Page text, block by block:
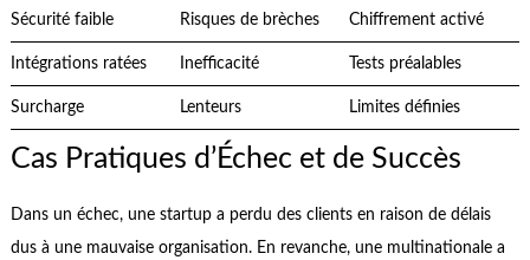
Sécurité faible Risques de brèches Chiffrement activé
Intégrations ratées Inefficacité Tests préalables
Surcharge Lenteurs Limites définies
Cas Pratiques d’Échec et de Succès
Dans un échec, une startup a perdu des clients en raison de délais
dus à une mauvaise organisation. En revanche, une multinationale a